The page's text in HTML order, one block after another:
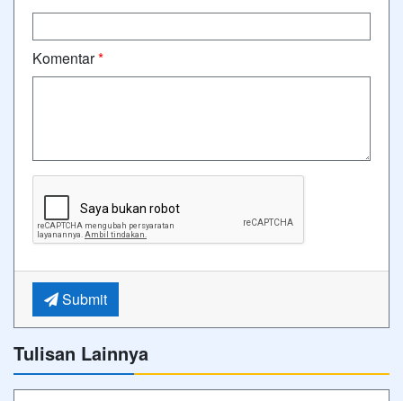
Komentar*
Submit
Tulisan Lainnya